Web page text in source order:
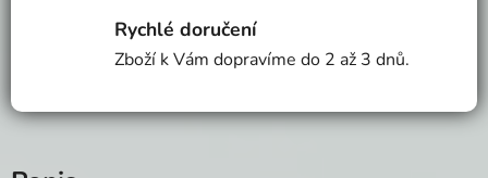
Rychlé doručení
Zboží k Vám dopravíme do 2 až 3 dnů.